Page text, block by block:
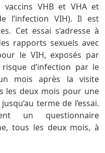
vaccins VHB et VHA et
l’infection VIH). Il est
Cet essai s’adresse à
rapports sexuels avec
le VIH, exposés par
d’infection par le
mois après la visite
les deux mois pour une
terme de l’essai.
un questionnaire
tous les deux mois, à